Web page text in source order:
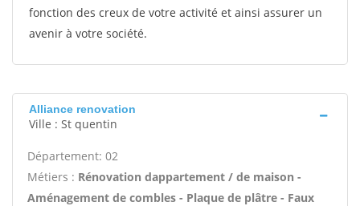
fonction des creux de votre activité et ainsi assurer un
avenir à votre société.
Alliance renovation
Ville : St quentin
Département: 02
Métiers : Rénovation dappartement / de maison -
Aménagement de combles - Plaque de plâtre - Faux